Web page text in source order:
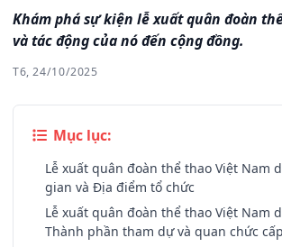
Khám phá sự kiện lễ xuất quân đoàn
và tác động của nó đến cộng đồng.
T6, 24/10/2025
Mục lục:
Lễ xuất quân đoàn thể thao Việt Nam
gian và Địa điểm tổ chức
Lễ xuất quân đoàn thể thao Việt Nam
Thành phần tham dự và quan chức